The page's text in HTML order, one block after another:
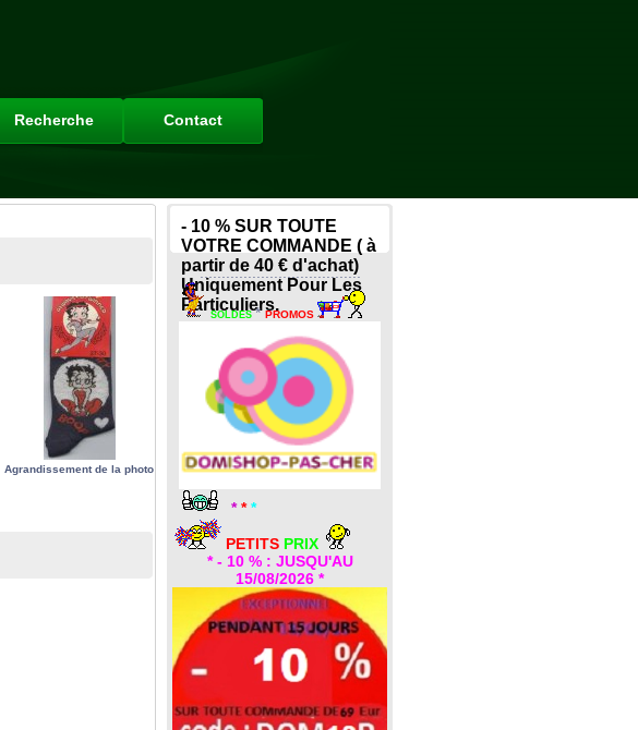
Recherche Contact
- 10 % SUR TOUTE
VOTRE COMMANDE ( à
partir de 40 € d'achat)
Uniquement Pour Les
Particuliers.
.....................................
SOLDES *PROMOS
***
PETITS PRIX
* - 10 % : JUSQU'AU
15/08/2026 *
Agrandissement de la photo